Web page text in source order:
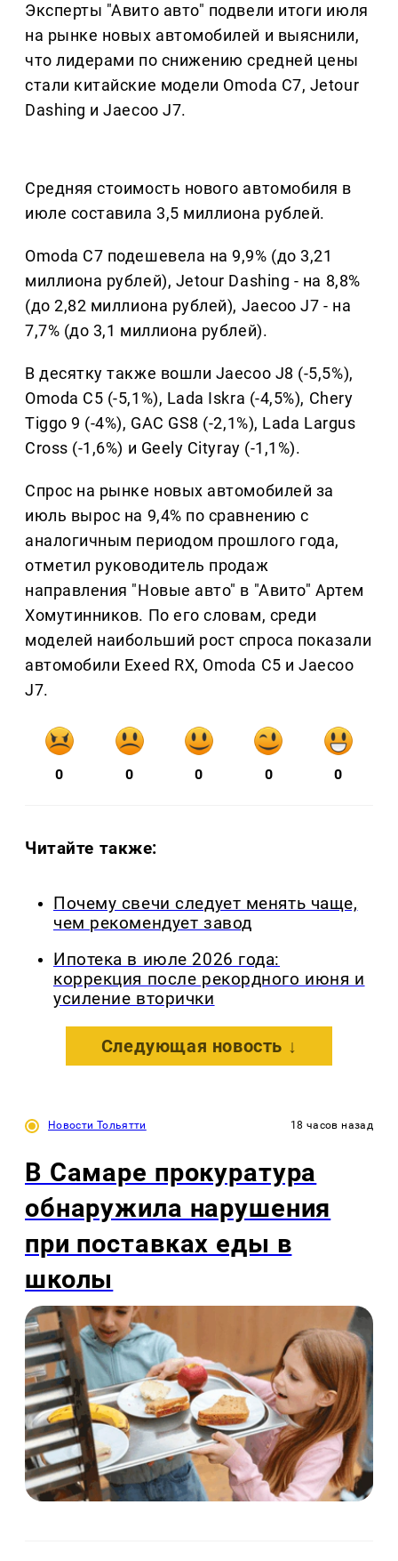
Эксперты "Авито авто" подвели итоги июля
на рынке новых автомобилей и выяснили,
что лидерами по снижению средней цены
стали китайские модели Omoda C7, Jetour
Dashing и Jaecoo J7.
Средняя стоимость нового автомобиля в
июле составила 3,5 миллиона рублей.
Omoda C7 подешевела на 9,9% (до 3,21
миллиона рублей), Jetour Dashing - на 8,8%
(до 2,82 миллиона рублей), Jaecoo J7 - на
7,7% (до 3,1 миллиона рублей).
В десятку также вошли Jaecoo J8 (-5,5%),
Omoda C5 (-5,1%), Lada Iskra (-4,5%), Chery
Tiggo 9 (-4%), GAC GS8 (-2,1%), Lada Largus
Cross (-1,6%) и Geely Cityray (-1,1%).
Спрос на рынке новых автомобилей за
июль вырос на 9,4% по сравнению с
аналогичным периодом прошлого года,
отметил руководитель продаж
направления "Новые авто" в "Авито" Артем
Хомутинников. По его словам, среди
моделей наибольший рост спроса показали
автомобили Exeed RX, Omoda C5 и Jaecoo
J7.
0 0 0 0 0
Читайте также:
Почему свечи следует менять чаще,
чем рекомендует завод
Ипотека в июле 2026 года:
коррекция после рекордного июня и
усиление вторички
Следующая новость ↓
Новости Тольятти 18 часов назад
В Самаре прокуратура
обнаружила нарушения
при поставках еды в
школы